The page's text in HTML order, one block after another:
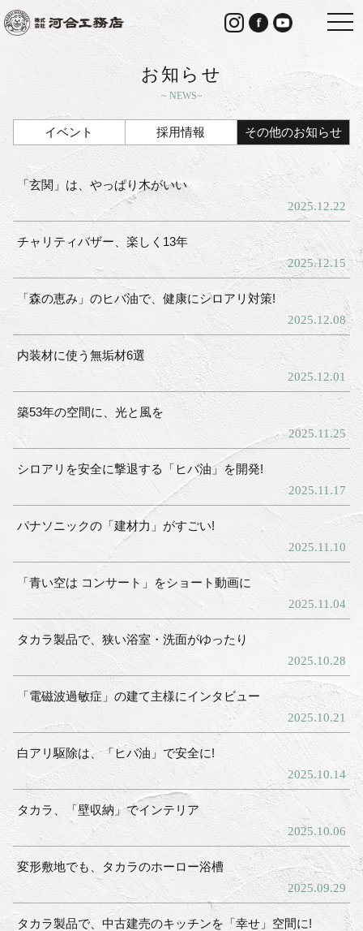
お知らせ
NEWS
イベント 採用情報 その他のお知らせ
「玄関」は、やっぱり木がいい
2025.12.22
チャリティバザー、楽しく13年
2025.12.15
「森の恵み」のヒバ油で、健康にシロアリ対策!
2025.12.08
内装材に使う無垢材6選
2025.12.01
築53年の空間に、光と風を
2025.11.25
シロアリを安全に撃退する「ヒバ油」を開発!
2025.11.17
パナソニックの「建材力」がすごい!
2025.11.10
「青い空は コンサート」をショート動画に
2025.11.04
タカラ製品で、狭い浴室・洗面がゆったり
2025.10.28
「電磁波過敏症」の建て主様にインタビュー
2025.10.21
白アリ駆除は、「ヒバ油」で安全に!
2025.10.14
タカラ、「壁収納」でインテリア
2025.10.06
変形敷地でも、タカラのホーロー浴槽
2025.09.29
タカラ製品で、中古建売のキッチンを「幸せ」空間に!